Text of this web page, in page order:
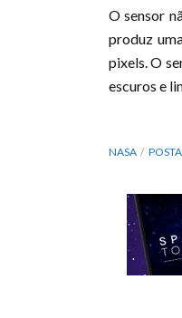
O sensor
produz
pixels. O
escuros e
NASA